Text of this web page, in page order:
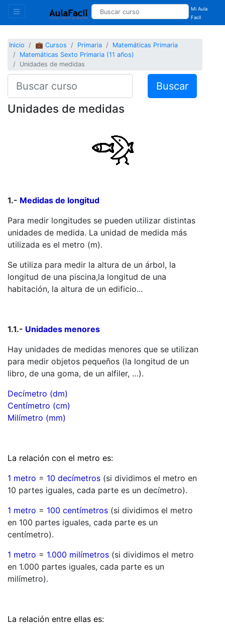
Mi Aula
Facil
Inicio 💼 Cursos Primaria
Matemáticas Primaria
Matemáticas Sexto Primaria (11 años)
Unidades de medidas
Buscar
Unidades de medidas
1.- Medidas de longitud
Para medir longitudes se pueden utilizar distintas
unidades de medida. La unidad de medida más
utilizada es el metro (m).
Se utiliza para medir la altura de un árbol, la
longitud de una piscina,la longitud de una
habitación, la altura de un edificio...
1.1.- Unidades menores
Hay unidades de medidas menores que se utilizan
para medir objetos pequeños (la longitud de un
libro, de una goma, de un alfiler, …).
Decímetro (dm)
Centímetro (cm)
Milímetro (mm)
La relación con el metro es:
1 metro = 10 decímetros (si dividimos el metro en
10 partes iguales, cada parte es un decímetro).
1 metro = 100 centímetros (si dividimos el metro
en 100 partes iguales, cada parte es un
centímetro).
1 metro = 1.000 milímetros (si dividimos el metro
en 1.000 partes iguales, cada parte es un
milímetro).
La relación entre ellas es: